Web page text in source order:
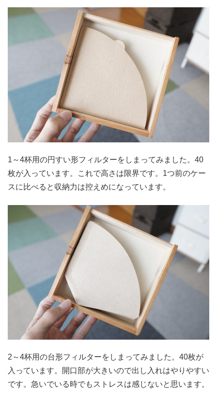
1～4杯用の円すい形フィルターをしまってみました。40
枚が入っています。これで高さは限界です。1つ前のケー
スに比べると収納力は控えめになっています。
2～4杯用の台形フィルターをしまってみました。40枚が
入っています。開口部が大きいので出し入れはやりやすい
です。急いでいる時でもストレスは感じないと思います。